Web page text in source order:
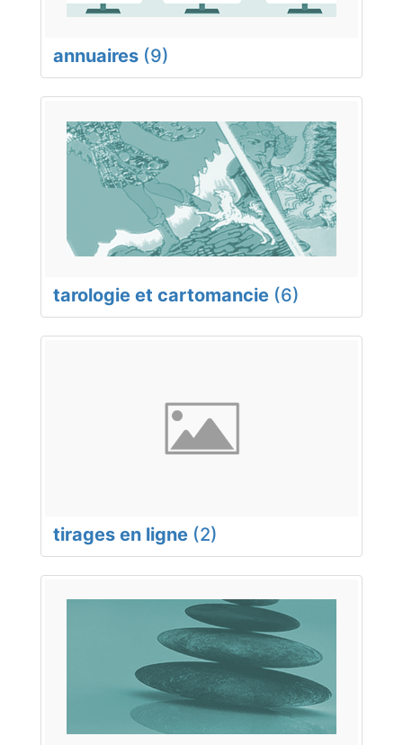
annuaires (9)
tarologie et cartomancie (6)
tirages en ligne (2)